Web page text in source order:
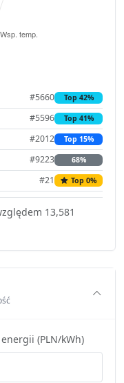
#5660 Top 42%
#5596 Top 41%
#2012 Top 15%
#9223 68%
#21 Top 0%
13,581
(PLN/kWh)